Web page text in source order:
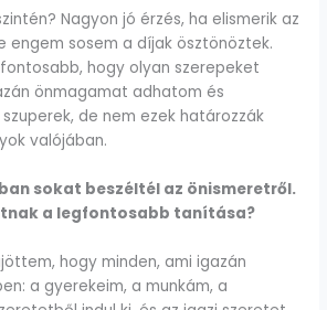
Nagyon jó érzés, ha elismerik az
engem sosem a díjak ösztönöztek.
hogy olyan szerepeket
önmagamat adhatom és
de nem ezek határozzák
valójában.
sokat beszéltél az önismeretről.
a legfontosabb tanítása?
hogy minden, ami igazán
a gyerekeim, a munkám, a